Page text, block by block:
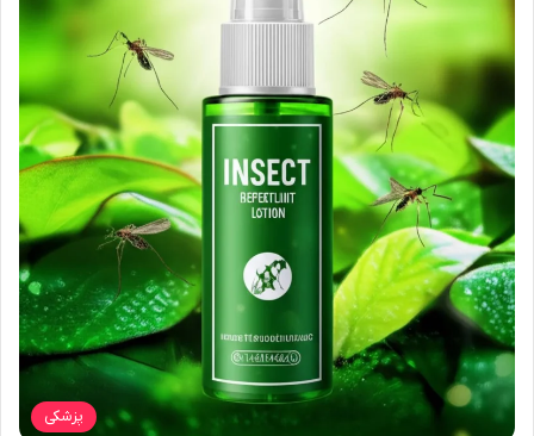
پزشکی